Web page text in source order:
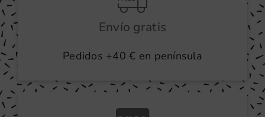
Envío gratis
Pedidos +40 € en península